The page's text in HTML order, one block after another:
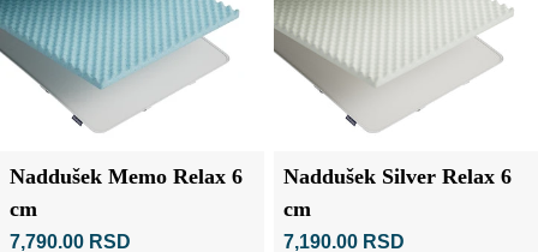
Tip:
Naddušek Memo Relax 6
cm
7,790.00 RSD
Tip:
Naddušek Silver Relax 6
cm
7,190.00 RSD